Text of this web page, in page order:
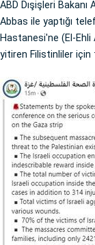
ABD Dışişleri
Abbas ile yaptığı
Hastanesi'ne (El-Ehli
yitiren Filistinliler